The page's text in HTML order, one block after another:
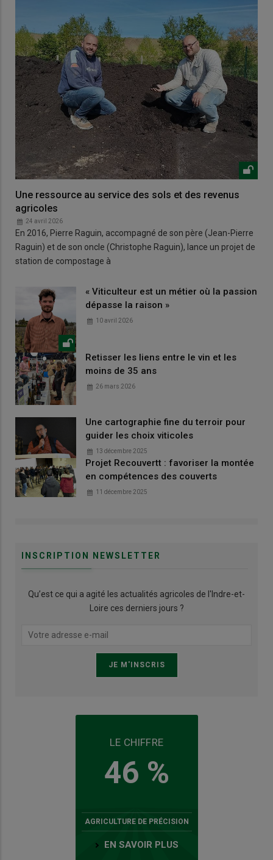
Une ressource au service des sols et des revenus
agricoles
24 avril 2026
En 2016, Pierre Raguin, accompagné de son père (Jean-Pierre
Raguin) et de son oncle (Christophe Raguin), lance un projet de
station de compostage à
« Viticulteur est un métier où la passion
dépasse la raison »
10 avril 2026
Retisser les liens entre le vin et les
moins de 35 ans
26 mars 2026
Une cartographie fine du terroir pour
guider les choix viticoles
13 décembre 2025
Projet Recouvertt : favoriser la montée
en compétences des couverts
11 décembre 2025
INSCRIPTION NEWSLETTER
Qu’est ce qui a agité les actualités agricoles de l'Indre-et-
Loire ces derniers jours ?
LE CHIFFRE
46 %
AGRICULTURE DE PRÉCISION
EN SAVOIR PLUS